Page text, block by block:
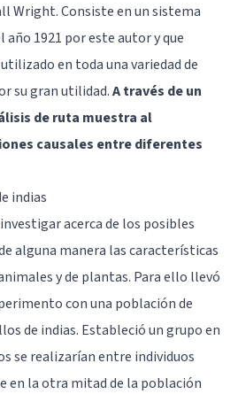
Wright. Consiste en un sistema
1921 por este autor y que
en toda una variedad de
su gran utilidad.A través de un
de ruta muestra al
causales entre diferentes
indias
acerca de los posibles
alguna manera las características
y de plantas. Para ello llevó
con una población de
de indias. Estableció un grupo en
se realizarían entre individuos
en la otra mitad de la población